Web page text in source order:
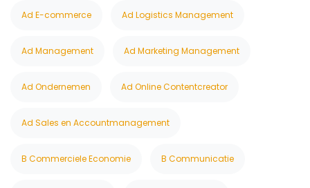
Ad E-commerce Ad Logistics Management
Ad Management Ad Marketing Management
Ad Ondernemen Ad Online Contentcreator
Ad Sales en Accountmanagement
B Commerciele Economie B Communicatie